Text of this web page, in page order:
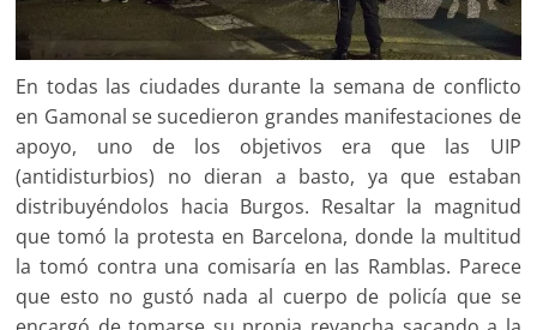
En todas las ciudades durante la semana de conflicto
en Gamonal se sucedieron grandes manifestaciones de
apoyo, uno de los objetivos era que las UIP
(antidisturbios) no dieran a basto, ya que estaban
distribuyéndolos hacia Burgos. Resaltar la magnitud
que tomó la protesta en Barcelona, donde la multitud
la tomó contra una comisaría en las Ramblas. Parece
que esto no gustó nada al cuerpo de policía que se